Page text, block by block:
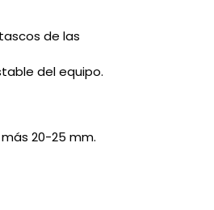
de las
del equipo.
20-25 mm.